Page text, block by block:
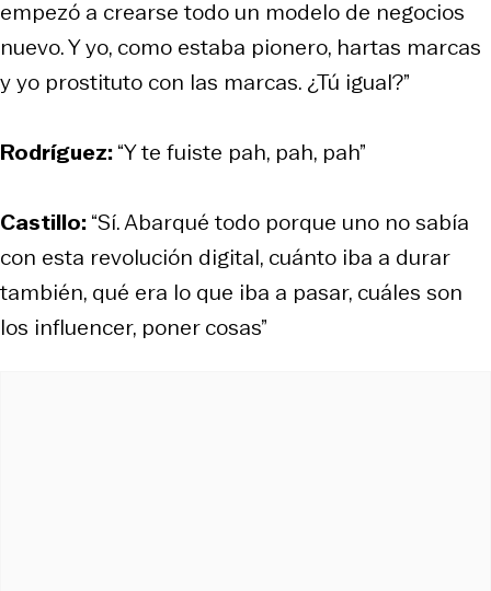
empezó a crearse todo un modelo de negocios
nuevo. Y yo, como estaba pionero, hartas marcas
y yo prostituto con las marcas. ¿Tú igual?”
Rodríguez:“Y te fuiste pah, pah, pah”
Castillo:“Sí. Abarqué todo porque uno no sabía
con esta revolución digital, cuánto iba a durar
también, qué era lo que iba a pasar, cuáles son
los influencer, poner cosas”